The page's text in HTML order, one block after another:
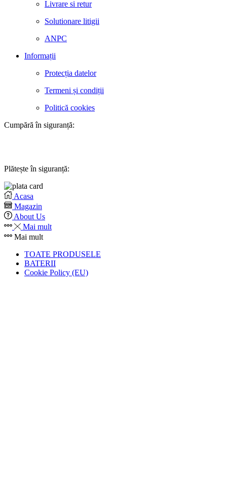
Livrare si retur
Solutionare litigii
ANPC
Informații
Protecția datelor
Termeni și condiții
Politică cookies
Cumpără în siguranță:
Plătește în siguranță:
Acasa
Magazin
About Us
Mai mult
Mai mult
TOATE PRODUSELE
BATERII
Cookie Policy (EU)